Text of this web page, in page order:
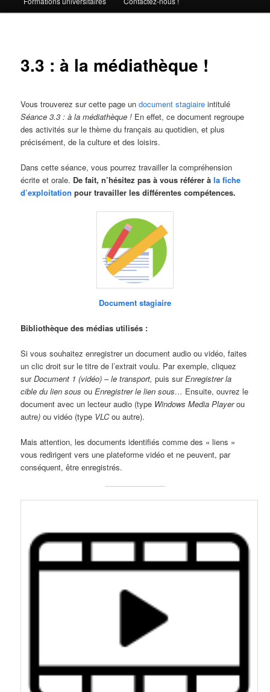
3.3 : à la médiathèque !
Vous trouverez sur cette page undocument stagiaire intitulé
Séance 3.3 : à la médiathèque ! En effet, ce document regroupe
des activités sur le thème du français au quotidien, et plus
précisément, de la culture et des loisirs.
Dans cette séance, vous pourrez travailler la compréhension
écrite et orale. De fait, n’hésitez pas à vous référer àla fiche
d’exploitation pour travailler les différentes compétences.
Document stagiaire
Bibliothèque des médias utilisés :
Si vous souhaitez enregistrer un document audio ou vidéo, faites
un clic droit sur le titre de l’extrait voulu. Par exemple, cliquez
surDocument 1 (vidéo) – le transport, puis surEnregistrer la
cible du lien sousou Enregistrer le lien sous… Ensuite, ouvrez le
document avec un lecteur audio (type Windows Media Playerou
autre)ou vidéo (type VLCou autre).
Mais attention, les documents identifiés comme des « liens »
vous redirigent vers une plateforme vidéo et ne peuvent, par
conséquent, être enregistrés.